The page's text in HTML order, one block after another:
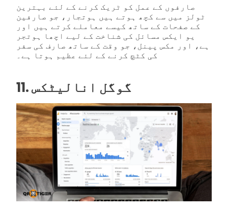
صارفوں کے عمل کو ٹریک کرنے کے لئے بہترین
ٹولز میں سے کچھ ہوتے ہیں ہوتجار، جو صارفین
کے صفحات کے ساتھ کیسے معاملے کرتے ہیں اور
یو ایکس مسائل کی شناخت کے لیے اچھا ہوتجر
ہے، اور مکس پینل، جو وقت کے ساتھ صارف کی سفر
کی کٹچ کرنے کے لئے عظیم ہوتا ہے۔
11. گوگل انالیٹکس